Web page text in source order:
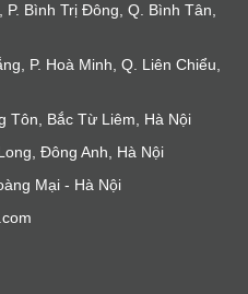
Bình Trị Đông, Q. Bình Tân,
P. Hoà Minh, Q. Liên Chiểu,
Tôn, Bắc Từ Liêm, Hà Nội
Đông Anh, Hà Nội
Mại - Hà Nội